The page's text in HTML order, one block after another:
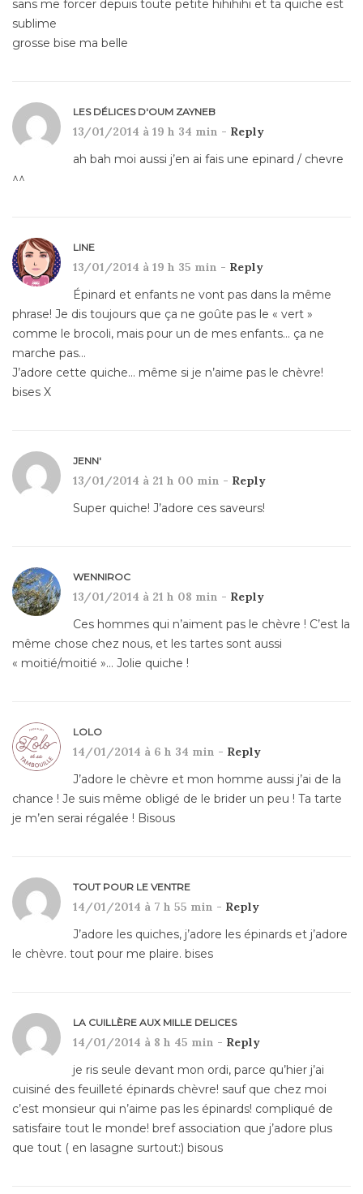
sans me forcer depuis toute petite hihihihi et ta quiche est
sublime
grosse bise ma belle
LES DÉLICES D'OUM ZAYNEB
13/01/2014 à 19 h 34 min - Reply
ah bah moi aussi j’en ai fais une epinard / chevre
^^
LINE
13/01/2014 à 19 h 35 min - Reply
Épinard et enfants ne vont pas dans la même
phrase! Je dis toujours que ça ne goûte pas le « vert »
comme le brocoli, mais pour un de mes enfants… ça ne
marche pas…
J’adore cette quiche… même si je n’aime pas le chèvre!
bises X
JENN'
13/01/2014 à 21 h 00 min - Reply
Super quiche! J’adore ces saveurs!
WENNIROC
13/01/2014 à 21 h 08 min - Reply
Ces hommes qui n’aiment pas le chèvre ! C’est la
même chose chez nous, et les tartes sont aussi
« moitié/moitié »… Jolie quiche !
LOLO
14/01/2014 à 6 h 34 min - Reply
J’adore le chèvre et mon homme aussi j’ai de la
chance ! Je suis même obligé de le brider un peu ! Ta tarte
je m’en serai régalée ! Bisous
TOUT POUR LE VENTRE
14/01/2014 à 7 h 55 min - Reply
J’adore les quiches, j’adore les épinards et j’adore
le chèvre. tout pour me plaire. bises
LA CUILLÈRE AUX MILLE DELICES
14/01/2014 à 8 h 45 min - Reply
je ris seule devant mon ordi, parce qu’hier j’ai
cuisiné des feuilleté épinards chèvre! sauf que chez moi
c’est monsieur qui n’aime pas les épinards! compliqué de
satisfaire tout le monde! bref association que j’adore plus
que tout ( en lasagne surtout:) bisous